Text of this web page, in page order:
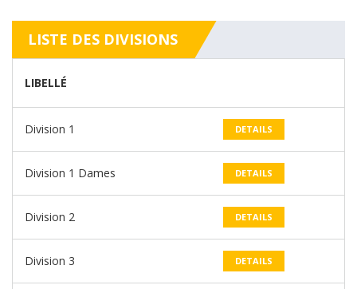
LISTE DES DIVISIONS
LIBELLÉ
Division 1 DETAILS
Division 1 Dames DETAILS
Division 2 DETAILS
Division 3 DETAILS